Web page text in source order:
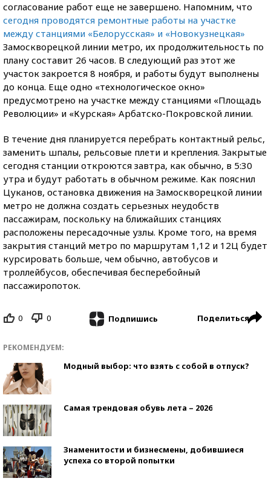
согласование работ еще не завершено. Напомним, что
сегодня проводятся ремонтные работы на участке
между станциями «Белорусская» и «Новокузнецкая»
Замоскворецкой линии метро, их продолжительность по
плану составит 26 часов. В следующий раз этот же
участок закроется 8 ноября, и работы будут выполнены
до конца. Еще одно «технологическое окно»
предусмотрено на участке между станциями «Площадь
Революции» и «Курская» Арбатско-Покровской линии.
В течение дня планируется перебрать контактный рельс,
заменить шпалы, рельсовые плети и крепления. Закрытые
сегодня станции откроются завтра, как обычно, в 5:30
утра и будут работать в обычном режиме. Как пояснил
Цуканов, остановка движения на Замоскворецкой линии
метро не должна создать серьезных неудобств
пассажирам, поскольку на ближайших станциях
расположены пересадочные узлы. Кроме того, на время
закрытия станций метро по маршрутам 1,12 и 12Ц будет
курсировать больше, чем обычно, автобусов и
троллейбусов, обеспечивая бесперебойный
пассажиропоток.
0 0 Подпишись Поделиться
РЕКОМЕНДУЕМ:
Модный выбор: что взять с собой в отпуск?
Самая трендовая обувь лета – 2026
Знаменитости и бизнесмены, добившиеся
успеха со второй попытки